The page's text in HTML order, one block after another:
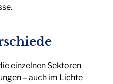
einzelnen Sektoren
– auch im Lichte